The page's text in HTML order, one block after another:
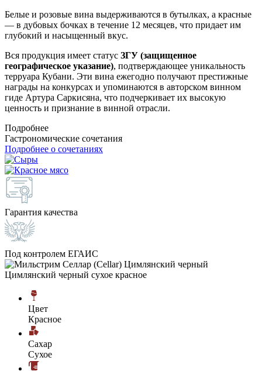
Белые и розовые вина выдерживаются в бутылках, а красные
— в дубовых бочках в течение 12 месяцев, что придает им
глубокий и насыщенный вкус.
Вся продукция имеет статус ЗГУ (защищенное
географическое указание), подтверждающее уникальность
терруара Кубани. Эти вина ежегодно получают престижные
награды на конкурсах и упоминаются в авторском винном
гиде Артура Саркисяна, что подчеркивает их высокую
ценность и признание в винной отрасли.
Подробнее
Гастрономические сочетания
Подробнее о сочетаниях
Гарантия качества
Под контролем ЕГАИС
Цвет
Красное
Сахар
Сухое